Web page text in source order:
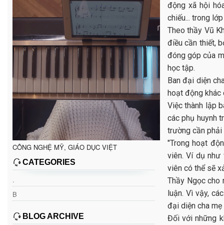
CÔNG NGHỆ MỸ, GIÁO DỤC VIỆT
CATEGORIES
.
B
BLOG ARCHIVE
động xã hội
chiếu... trong
Theo thầy Vũ
điều cần thiết,
đóng góp của
học tập.
Ban đại diện
hoạt động khác
Việc thành lập
các phụ huynh
trường cần
"Trong hoạt
viên. Ví dụ như
viên có thể sẽ
Thầy Ngọc cho
luận. Vì vậy,
đại diện cha mẹ
Đối với những